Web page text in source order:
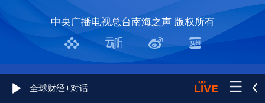
全球财经+对话
中央广播电视总台南海之声 版权所有